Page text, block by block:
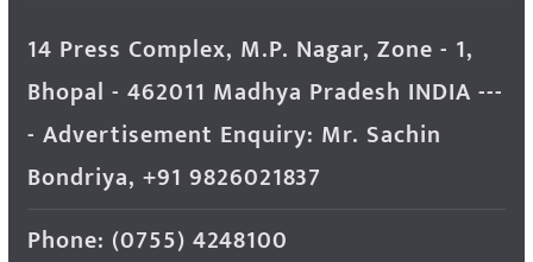
14 Press Complex, M.P. Nagar, Zone - 1,
Bhopal - 462011 Madhya Pradesh INDIA ---
- Advertisement Enquiry: Mr. Sachin
Bondriya, +91 9826021837
Phone: (0755) 4248100